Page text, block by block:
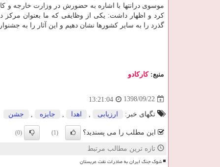
موسوی درانتها با اشاره به حضورش در وزارت خارجه و
كرد و اظهار داشت: یكی از وظایفی كه ما بعنوان
گذرد را به سایر كشورها نشان دهیم و این آثار را به
منبع:كاركادو
1398/09/22
13:21:04
تگهای خبر: ارزیابی اهدا جایزه جشن
این مطلب را می پسندید؟ (1)
(0)
تازه ترین مطالب مرتبط
شوک جنگ ایران به صادرات نفت عربستان